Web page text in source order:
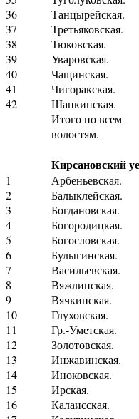
36
Танцырейская.
37
Третьяковская.
38
Тюковская.
39
Уваровская.
40
Чащинская.
41
Чигоракская.
42
Шапкинская.
Итого по всем
волостям.
Кирсановский
1 Арбеньевская.
2
Балыклейская.
3
Богдановская.
4
Богородицкая.
5
Богословская.
6
Булыгинская.
7
Васильевская.
8
Вяжлинская.
9
Вячкинская.
10
Глуховская.
11
Гр.-Уметская.
12
Золотовская.
13
Инжавинская.
14
Иноковская.
15
Ирская.
16
Калаисская.